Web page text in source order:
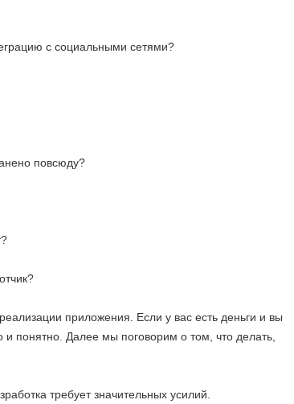
с социальными сетями?
повсюду?
приложения. Если у вас есть деньги и вы
и понятно. Далее мы поговорим о том, что делать,
требует значительных усилий.